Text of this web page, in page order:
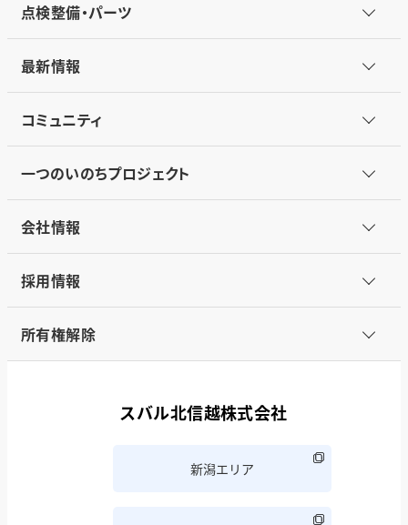
点検整備・パーツ
最新情報
コミュニティ
一つのいのちプロジェクト
会社情報
採用情報
所有権解除
スバル北信越株式会社
新潟エリア